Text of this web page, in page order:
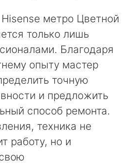
метро Цветной
только лишь
Благодаря
опыту мастер
точную
и предложить
способ ремонта.
техника не
работу, но и